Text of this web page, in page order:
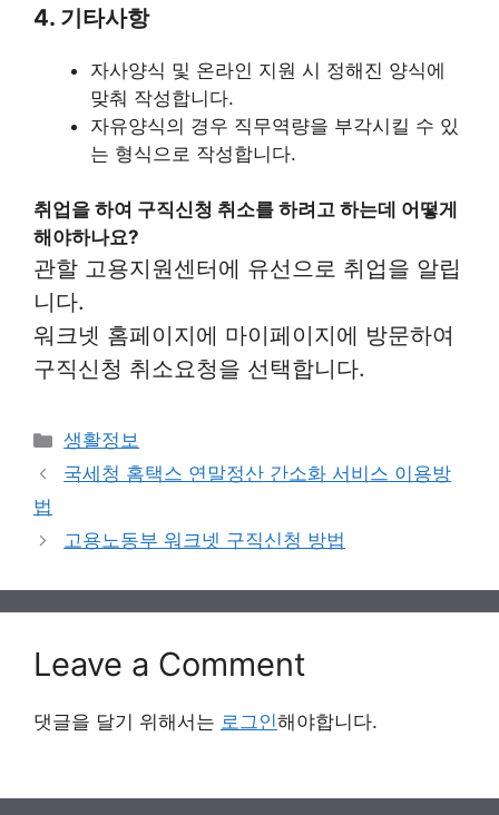
4. 기타사항
자사양식 및 온라인 지원 시 정해진 양식에
맞춰 작성합니다.
자유양식의 경우 직무역량을 부각시킬 수 있
는 형식으로 작성합니다​​.
취업을 하여 구직신청 취소를 하려고 하는데 어떻게
해야하나요?
관할 고용지원센터에 유선으로 취업을 알립
니다.
워크넷 홈페이지에 마이페이지에 방문하여
구직신청 취소요청을 선택합니다.
Categories
생활정보
국세청 홈택스 연말정산 간소화 서비스 이용방
법
고용노동부 워크넷 구직신청 방법
Leave a Comment
댓글을 달기 위해서는 로그인해야합니다.